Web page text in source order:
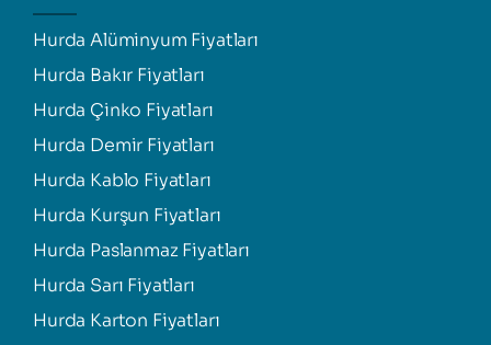
Hurda Alüminyum Fiyatları
Hurda Bakır Fiyatları
Hurda Çinko Fiyatları
Hurda Demir Fiyatları
Hurda Kablo Fiyatları
Hurda Kurşun Fiyatları
Hurda Paslanmaz Fiyatları
Hurda Sarı Fiyatları
Hurda Karton Fiyatları